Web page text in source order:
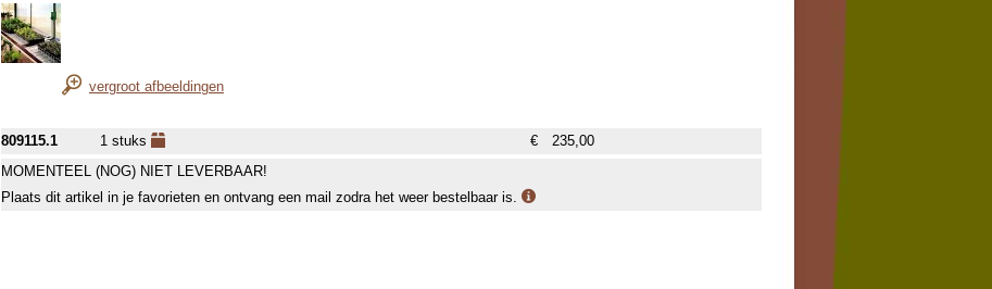
vergroot afbeeldingen
809115.1 1 stuks €
235,00
MOMENTEEL (NOG) NIET LEVERBAAR!
Plaats dit artikel in je favorieten en ontvang een mail zodra het weer bestelbaar is.